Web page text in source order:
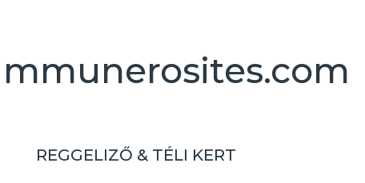
REGGELIZŐ & TÉLI KERT